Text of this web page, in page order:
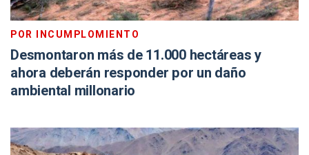
POR INCUMPLOMIENTO
Desmontaron más de 11.000 hectáreas y
ahora deberán responder por un daño
ambiental millonario